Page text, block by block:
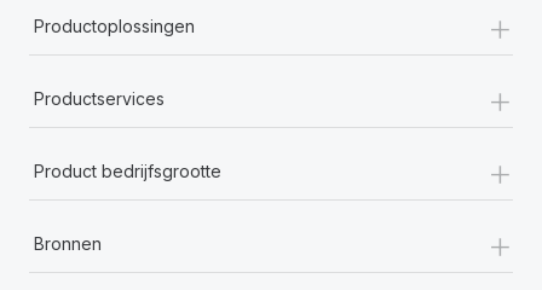
Productoplossingen +
Productservices +
Product bedrijfsgrootte +
Bronnen +